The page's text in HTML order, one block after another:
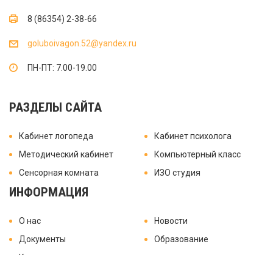
8 (86354) 2-38-66
goluboivagon.52@yandex.ru
ПН-ПТ: 7.00-19.00
РАЗДЕЛЫ САЙТА
Кабинет логопеда
Кабинет психолога
Методический кабинет
Компьютерный класс
Сенсорная комната
ИЗО студия
ИНФОРМАЦИЯ
О нас
Новости
Документы
Образование